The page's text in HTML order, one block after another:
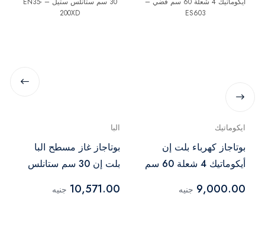
ايكوماتيك
بوتاجاز كهرباء بلت إن
أيكوماتيك 4 شعلة 60 سم
9,000.00 جنيه
البا
بوتاجاز غاز مسطح البا
بلت إن 30 سم ستانلس
10,571.00 جنيه